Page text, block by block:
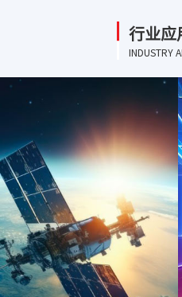
1550nm 掺铒
信噪高
输出功率可达20W
单模输出
光束质量好
功率稳定，性能可靠
TFN窄线宽
高功率单频激光器采用全保偏光纤
行多级MOPA功率放大，实现高功率
2μm 采用单模保偏光纤输出，实现
冷原子波段单频激光输出
和传统的TA型半导体激光器相比，
率噪声，和更为优秀的光束质量。
NEW ·定制
科研特殊
分布反馈式(DFB)激光器
2μm 分布式布拉格反射体(DBR)激光
外腔式激光器(ECL)
垂直腔面发射激光器VCSEL
锥形半导体激光放大器TA
行业应
INDUSTRY